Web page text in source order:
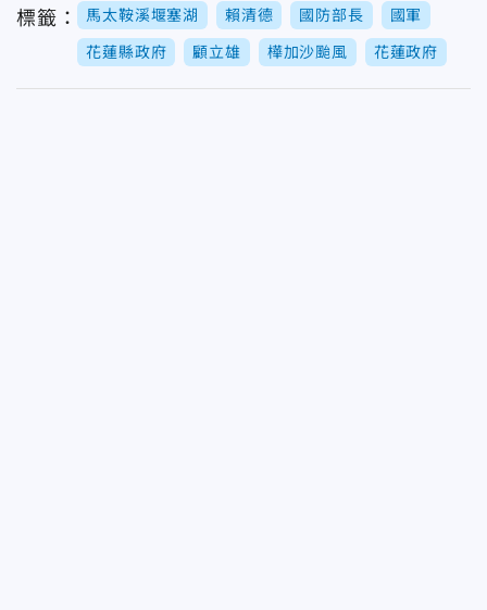
標籤： 馬太鞍溪堰塞湖 賴清德 國防部長 國軍
花蓮縣政府 顧立雄 樺加沙颱風 花蓮政府